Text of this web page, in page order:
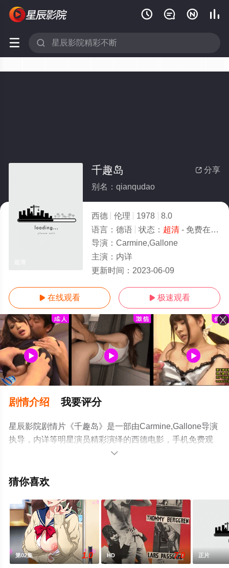
   
 
 分享
千趣岛
别名：qianqudao
西德 伦理 1978
8.0
语言： 德语 状态： 超清- 免费在线观看
导演： Carmine,Gallone
主演： 内详
更新时间： 2023-06-09
 在线观看  极速观看
剧情介绍 我要评分
星辰影院剧情片《千趣岛》是一部由Carmine,Gallone导演
执导，内详等明星演员精彩演绎的西德电影，手机免费观
看高清无删减完整版电影大全就上星辰电影网，更多剧情

猜你喜欢
第02集 1.0 HD 7.0 正片